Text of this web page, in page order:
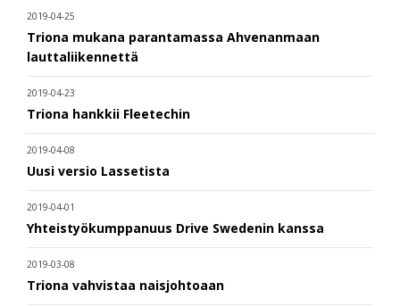
2019-04-25
Triona mukana parantamassa Ahvenanmaan
lauttaliikennettä
2019-04-23
Triona hankkii Fleetechin
2019-04-08
Uusi versio Lassetista
2019-04-01
Yhteistyökumppanuus Drive Swedenin kanssa
2019-03-08
Triona vahvistaa naisjohtoaan